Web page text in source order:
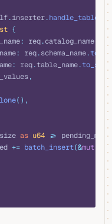
.inserter.
{
: req.catalog_name
: req.schema_name.
: req.table_name.
,
(),
as u64 >=
+= batch_insert(&mut